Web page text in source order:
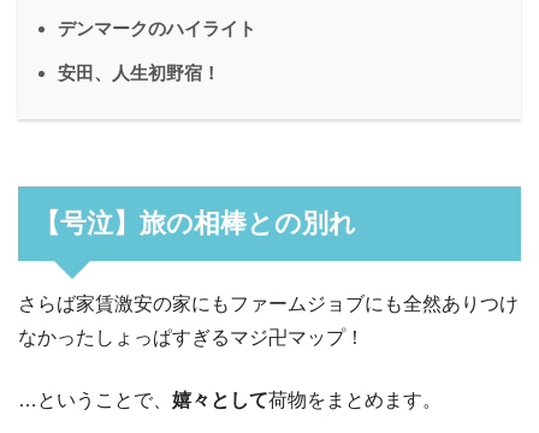
デンマークのハイライト
安田、人生初野宿！
【号泣】旅の相棒との別れ
さらば家賃激安の家にもファームジョブにも全然ありつけ
なかったしょっぱすぎるマジ卍マップ！
…ということで、 嬉々として荷物をまとめます。